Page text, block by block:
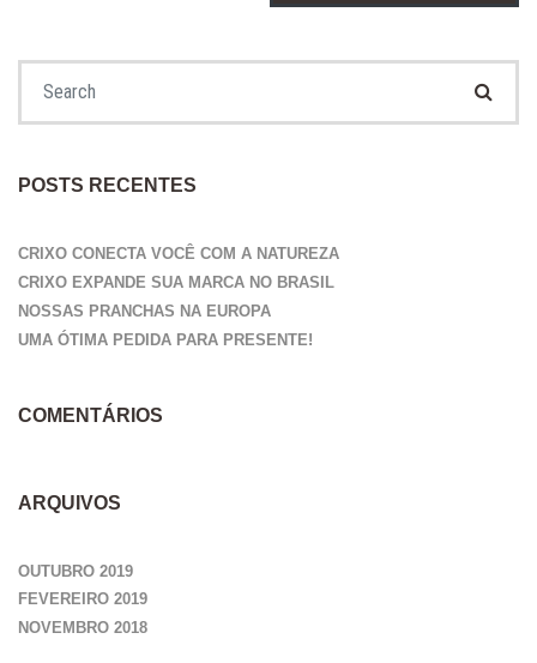
POSTS RECENTES
CRIXO CONECTA VOCÊ COM A NATUREZA
CRIXO EXPANDE SUA MARCA NO BRASIL
NOSSAS PRANCHAS NA EUROPA
UMA ÓTIMA PEDIDA PARA PRESENTE!
COMENTÁRIOS
ARQUIVOS
OUTUBRO 2019
FEVEREIRO 2019
NOVEMBRO 2018